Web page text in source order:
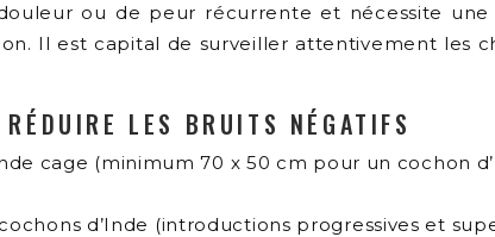
ou de peur récurrente et nécessite
Il est capital de surveiller attentivement les
LES BRUITS NÉGATIFS
cage (minimum 70 x 50 cm pour un cochon
d’Inde (introductions progressives et